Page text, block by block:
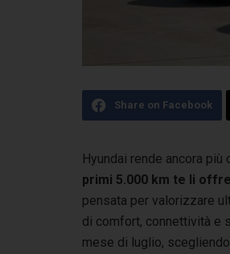
Share on Facebook
Hyundai rende ancora
primi 5.000 km te li
pensata per valorizzare
di comfort, connettività e
mese di luglio,